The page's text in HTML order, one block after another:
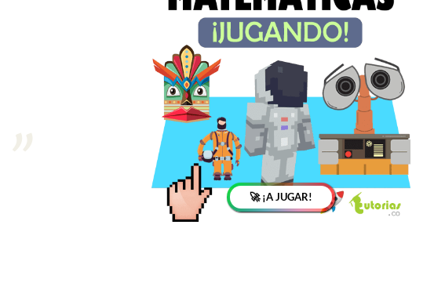
🚀 ¡A JUGAR!